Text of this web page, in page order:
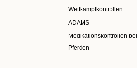
Wettkampfkontrollen
ADAMS
Medikationskontrollen bei
Pferden